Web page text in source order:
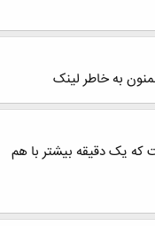
به خاطر لینک
که یک دقیقه بیشتر با هم